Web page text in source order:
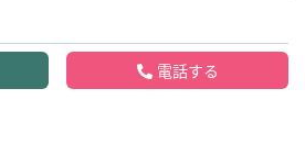
電話する